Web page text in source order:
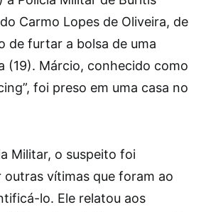
Carmo Lopes de Oliveira, de
de furtar a bolsa de uma
(19). Márcio, conhecido como
foi preso em uma casa no
Militar, o suspeito foi
vítimas que foram ao
lo. Ele relatou aos